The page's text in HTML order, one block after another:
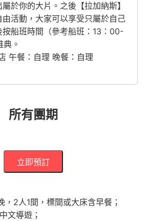
於你的大片。之後【拉加納斯】
活動，大家可以享受只屬於自己
按船班時間（參考船班：13：00-
。
午餐：自理 晚餐：自理
所有團期
立即預訂
，2人1間，標間或大床含早餐；
文導遊；